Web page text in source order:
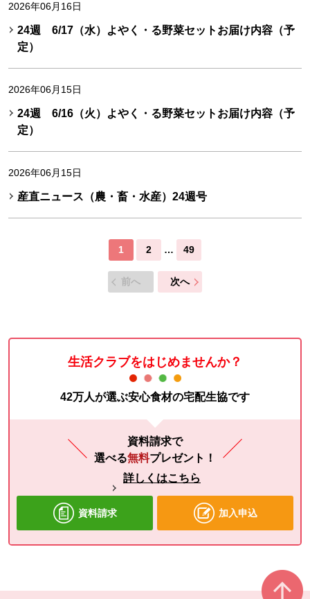
2026年06月16日
24週 6/17（水）よやく・る野菜セットお届け内容（予
定）
2026年06月15日
24週 6/16（火）よやく・る野菜セットお届け内容（予
定）
2026年06月15日
産直ニュース（農・畜・水産）24週号
1 2 … 49
前へ 次へ
生活クラブをはじめませんか？
42万人が選ぶ安心食材の宅配生協です
資料請求で
選べる無料プレゼント！
詳しくはこちら
資料請求 加入申込